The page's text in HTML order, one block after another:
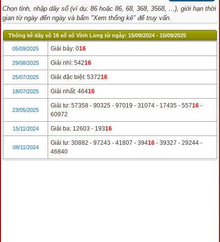
Chọn tỉnh, nhập dãy số (ví dụ: 86 hoặc 86, 68, 368, 3568, …), giới hạn thời
gian từ ngày đến ngày và bấm "Xem thống kê" để truy vấn.
Thống kê dãy số 16 xổ số Vĩnh Long từ ngày: 15/09/2024 - 15/09/2025
05/09/2025 Giải bảy: 016
29/08/2025 Giải nhì: 54216
25/07/2025 Giải đặc biệt: 537216
18/07/2025 Giải nhất: 46416
23/05/2025
Giải tư: 57358 - 90325 - 97019 - 31074 - 17435 - 55716 -
60972
15/11/2024 Giải ba: 12603 - 19316
08/11/2024
Giải tư: 30882 - 97243 - 41807 - 39416 - 39327 - 29244 -
46840